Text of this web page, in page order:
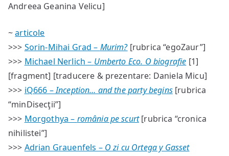
Andreea Geanina Velicu]
~articole
>>> Sorin-Mihai Grad – Murim?[rubrica “egoZaur”]
>>> Michael Nerlich – Umberto Eco. O biografie [1]
[fragment] [traducere & prezentare: Daniela Micu]
>>> iQ666 –Inception… and the party begins[rubrica
“minDisecţii”]
>>> Morgothya – românia pe scurt[rubrica “cronica
nihilistei”]
>>> Adrian Grauenfels – O zi cu Ortega y Gasset